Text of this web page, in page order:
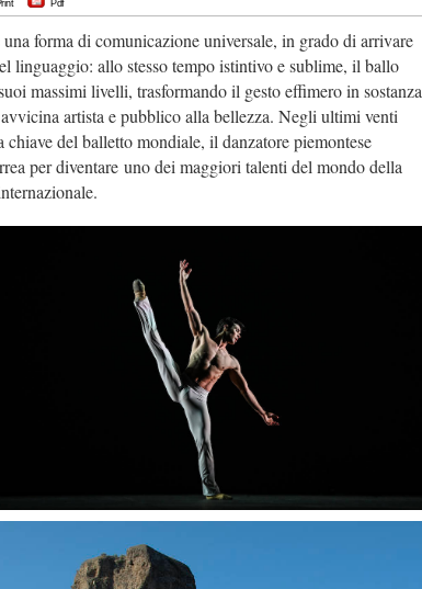
Pdf
forma di comunicazione universale, in grado di arrivare
linguaggio: allo stesso tempo istintivo e sublime, il ballo
massimi livelli, trasformando il gesto effimero in sostanza
artista e pubblico alla bellezza. Negli ultimi venti
del balletto mondiale, il danzatore piemontese
per diventare uno dei maggiori talenti del mondo della